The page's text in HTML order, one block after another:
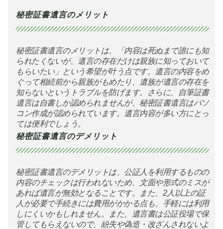
秘密証書遺言のメリット
秘密証書遺言のメリットは、「内容は死ぬまで誰にも知
られたくないが、遺言の存在だけは親族に知っておいて
もらいたい」という希望が叶う点です。遺言の内容をめ
ぐって相続前から親族がもめたり、遺族が遺言の存在を
知らないというトラブルを防げます。さらに、自筆証書
遺言は自書しか認められませんが、秘密証書遺言はパソ
コン作成が認められています。遺言内容が多い方にとっ
ては便利でしょう。
秘密証書遺言のデメリット
秘密証書遺言のデメリットは、公証人を利用するものの
内容のチェックは行われないため、文面や形式のミスが
あれば遺言が無効となることです。また、2人以上の証
人が必要で手続きには費用がかかる点も、手軽には利用
しにくいかもしれません。また、遺言書は公証役場で保
管してもらえないので、紛失や偽造・改ざんされないよ